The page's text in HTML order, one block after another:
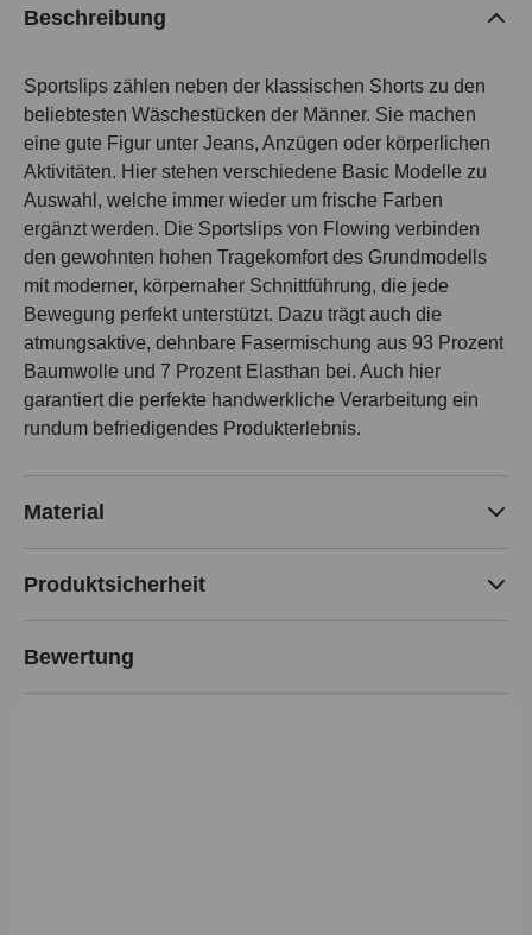
Beschreibung
Sportslips zählen neben der klassischen Shorts zu den
beliebtesten Wäschestücken der Männer. Sie machen
eine gute Figur unter Jeans, Anzügen oder körperlichen
Aktivitäten. Hier stehen verschiedene Basic Modelle zu
Auswahl, welche immer wieder um frische Farben
ergänzt werden. Die Sportslips von Flowing verbinden
den gewohnten hohen Tragekomfort des Grundmodells
mit moderner, körpernaher Schnittführung, die jede
Bewegung perfekt unterstützt. Dazu trägt auch die
atmungsaktive, dehnbare Fasermischung aus 93 Prozent
Baumwolle und 7 Prozent Elasthan bei. Auch hier
garantiert die perfekte handwerkliche Verarbeitung ein
rundum befriedigendes Produkterlebnis.
Material
Produktsicherheit
Bewertung